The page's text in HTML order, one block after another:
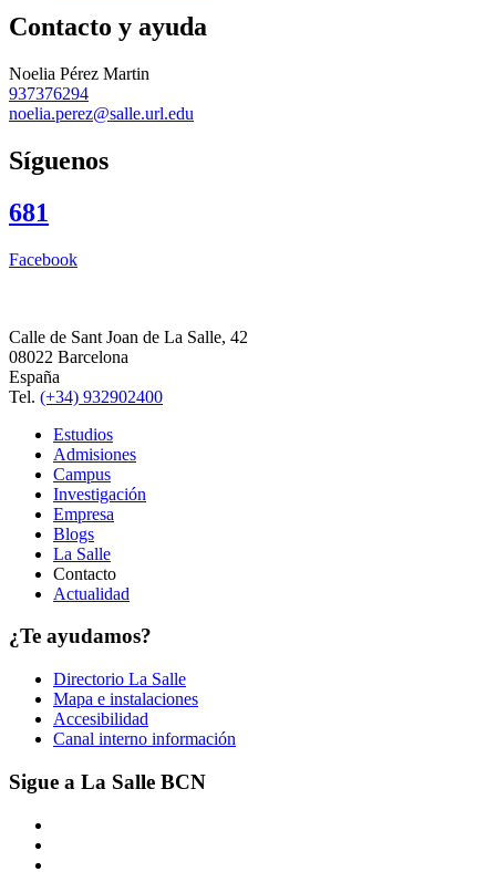
Contacto y ayuda
Noelia Pérez Martin
937376294
noelia.perez@salle.url.edu
Síguenos
681
Facebook
Calle de Sant Joan de La Salle, 42
08022 Barcelona
España
Tel. (+34) 932902400
Estudios
Admisiones
Campus
Investigación
Empresa
Blogs
La Salle
Contacto
Actualidad
¿Te ayudamos?
Directorio La Salle
Mapa e instalaciones
Accesibilidad
Canal interno información
Sigue a La Salle BCN